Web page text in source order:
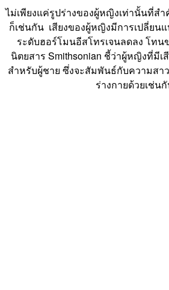
ไม่เพียงแค่รูปร่างของผู้หญิงเท่านั้นที่ส
ก็เช่นกัน เสียงของผู้หญิงมีการเปลี่ยนแ
ระดับฮอร์โมนอีสโทรเจนลดลง โทน
นิตยสาร Smithsonian ชี้ว่าผู้หญิงที่มีเ
สำหรับผู้ชาย ซึ่งจะสัมพันธ์กับความส
ร่างกายด้วยเช่น